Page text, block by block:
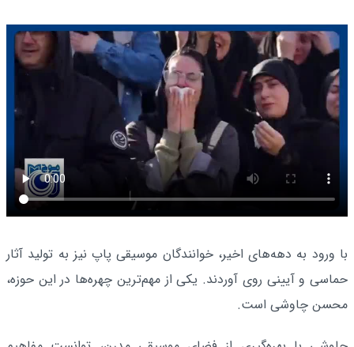
با ورود به دهه‌های اخیر، خوانندگان موسیقی پاپ نیز به تولید آثار
حماسی و آیینی روی آوردند. یکی از مهم‌ترین چهره‌ها در این حوزه،
محسن چاوشی است.